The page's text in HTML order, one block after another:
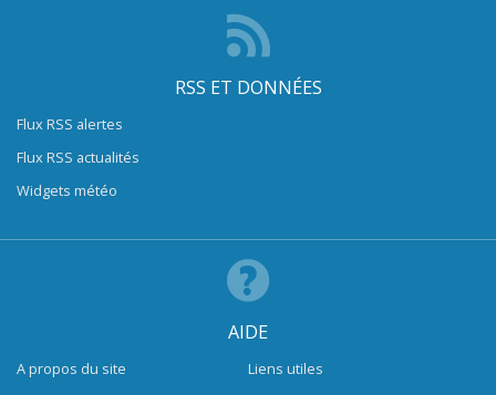
RSS ET DONNÉES
Flux RSS alertes
Flux RSS actualités
Widgets météo
AIDE
A propos du site
Liens utiles